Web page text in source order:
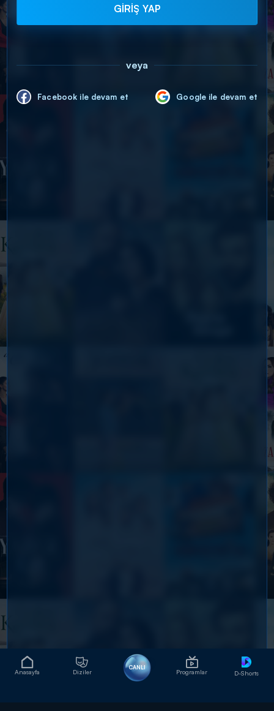
Anasayfa Diziler
CANLI
Programlar D-Shorts
GİRİŞ YAP
veya
Facebook ile devam et Google ile devam et